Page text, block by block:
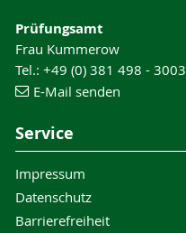
Prüfungsamt
Frau Kummerow
Tel.: +49 (0) 381 498 - 3003
E-Mail senden
Service
Impressum
Datenschutz
Barrierefreiheit